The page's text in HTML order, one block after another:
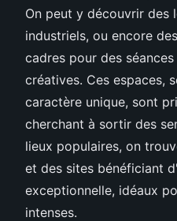
On peut y découvrir des
industriels, ou encore
cadres pour des
créatives. Ces espaces,
caractère unique, sont
cherchant à sortir des
lieux populaires, on
et des sites bénéficiant
exceptionnelle, idéaux
intenses.